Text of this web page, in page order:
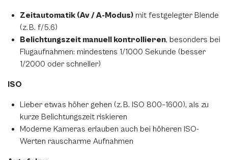
Zeitautomatik (Av / A-Modus) mit festgelegter Blende
(z. B. f/5.6)
Belichtungszeit manuell kontrollieren, besonders bei
Flugaufnahmen: mindestens 1/1000 Sekunde (besser
1/2000 oder schneller)
ISO
Lieber etwas höher gehen (z. B. ISO 800–1600), als zu
kurze Belichtungszeit riskieren
Moderne Kameras erlauben auch bei höheren ISO-
Werten rauscharme Aufnahmen